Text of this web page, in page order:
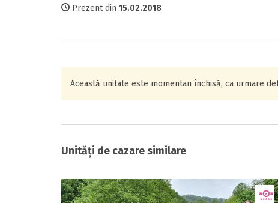
Prezent din 15.02.2018
Această unitate este momentan închisă, ca urmare
Unități de cazare similare